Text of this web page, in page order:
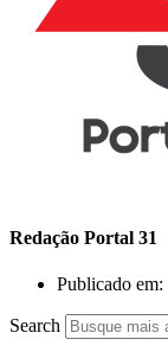
Redação Portal 31
Publicado em:
Search